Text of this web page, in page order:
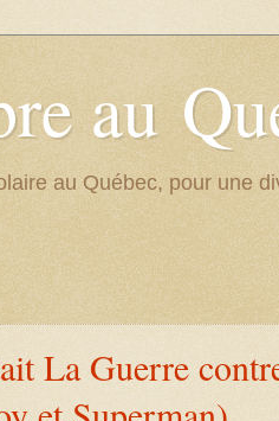
au
au Québec, pour une
La Guerre